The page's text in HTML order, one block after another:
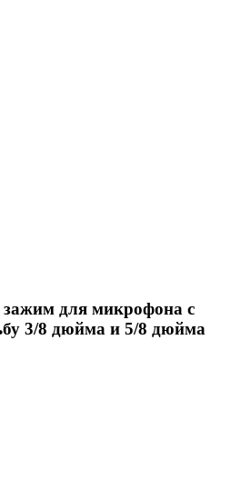
для микрофона с
3/8 дюйма и 5/8 дюйма